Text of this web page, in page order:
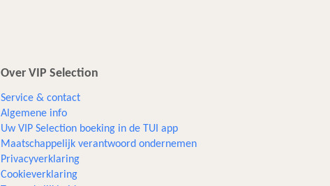
Over VIP Selection
Service & contact
Algemene info
Uw VIP Selection boeking in de TUI app
Maatschappelijk verantwoord ondernemen
Privacyverklaring
Cookieverklaring